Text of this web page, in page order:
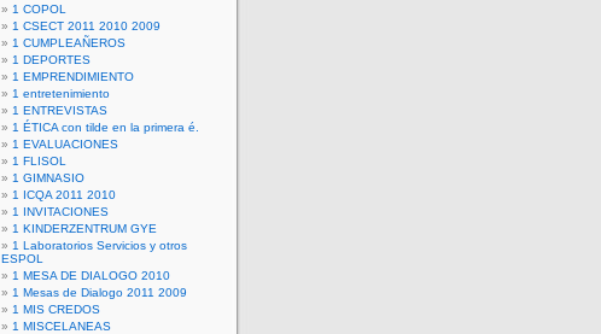
1 COPOL
1 CSECT 2011 2010 2009
1 CUMPLEAÑEROS
1 DEPORTES
1 EMPRENDIMIENTO
1 entretenimiento
1 ENTREVISTAS
1 ÉTICA con tilde en la primera é.
1 EVALUACIONES
1 FLISOL
1 GIMNASIO
1 ICQA 2011 2010
1 INVITACIONES
1 KINDERZENTRUM GYE
1 Laboratorios Servicios y otros
ESPOL
1 MESA DE DIALOGO 2010
1 Mesas de Dialogo 2011 2009
1 MIS CREDOS
1 MISCELANEAS